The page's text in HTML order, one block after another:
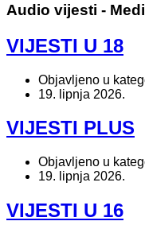
Audio vijesti -
VIJESTI U 18
Objavljeno u
19. lipnja 2026.
VIJESTI PLUS
Objavljeno u
19. lipnja 2026.
VIJESTI U 16